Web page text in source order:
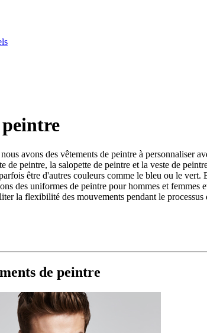
avons des vêtements de peintre à personnaliser
de peintre, la salopette de peintre et la veste de
être d'autres couleurs comme le bleu ou le
des uniformes de peintre pour hommes et
la flexibilité des mouvements pendant le processus
de peintre